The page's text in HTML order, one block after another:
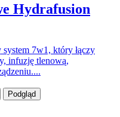
Hydrafusion
7w1, który łączy
infuzję tlenową,
Podgląd